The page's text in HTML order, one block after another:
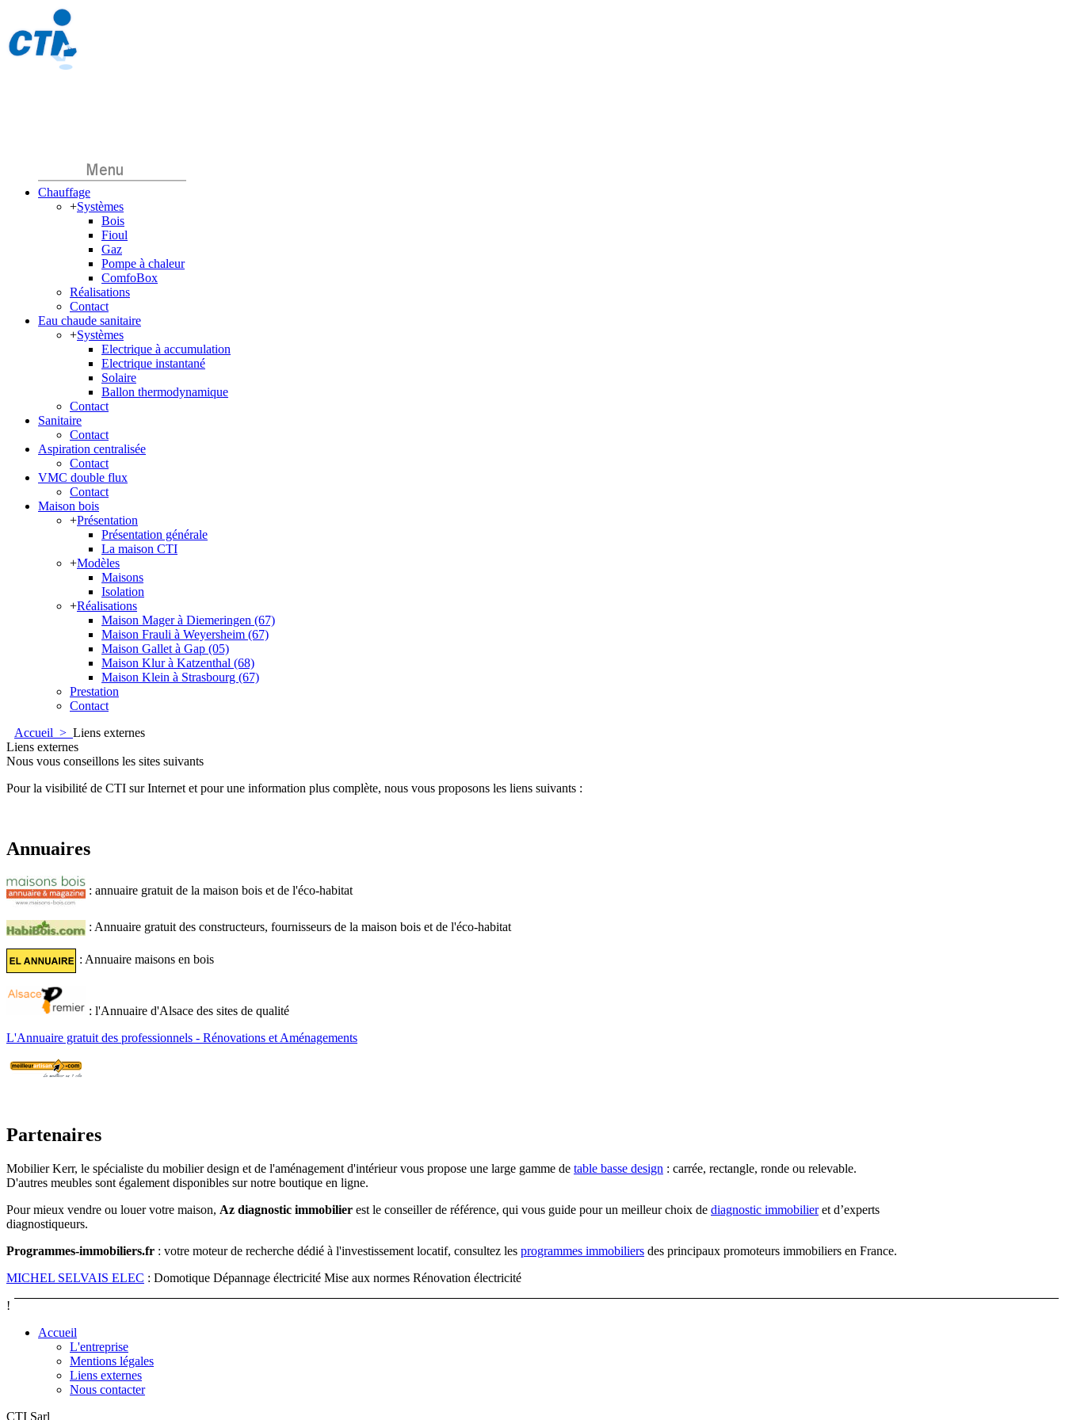
Chauffage
+Systèmes
Bois
Fioul
Gaz
Pompe à chaleur
ComfoBox
Réalisations
Contact
Eau chaude sanitaire
+Systèmes
Electrique à accumulation
Electrique instantané
Solaire
Ballon thermodynamique
Contact
Sanitaire
Contact
Aspiration centralisée
Contact
VMC double flux
Contact
Maison bois
+Présentation
Présentation générale
La maison CTI
+Modèles
Maisons
Isolation
+Réalisations
Maison Mager à Diemeringen (67)
Maison Frauli à Weyersheim (67)
Maison Gallet à Gap (05)
Maison Klur à Katzenthal (68)
Maison Klein à Strasbourg (67)
Prestation
Contact
Accueil > Liens externes
Liens externes
Nous vous conseillons les sites suivants
Pour la visibilité de CTI sur Internet et pour une information plus complète, nous vous proposons les liens suivants :
Annuaires
: annuaire gratuit de la maison bois et de l'éco-habitat
: Annuaire gratuit des constructeurs, fournisseurs de la maison bois et de l'éco-habitat
: Annuaire maisons en bois
: l'Annuaire d'Alsace des sites de qualité
L'Annuaire gratuit des professionnels - Rénovations et Aménagements
Partenaires
Mobilier Kerr, le spécialiste du mobilier design et de l'aménagement d'intérieur vous propose une large gamme de table basse design : carrée, rectangle, ronde ou relevable.
D'autres meubles sont également disponibles sur notre boutique en ligne.
Pour mieux vendre ou louer votre maison, Az diagnostic immobilier est le conseiller de référence, qui vous guide pour un meilleur choix de diagnostic immobilieret d’experts
diagnostiqueurs.
Programmes-immobiliers.fr : votre moteur de recherche dédié à l'investissement locatif, consultez les programmes immobiliers des principaux promoteurs immobiliers en France.
MICHEL SELVAIS ELEC : Domotique Dépannage électricité Mise aux normes Rénovation électricité
!
Accueil
L'entreprise
Mentions légales
Liens externes
Nous contacter
CTI Sarl